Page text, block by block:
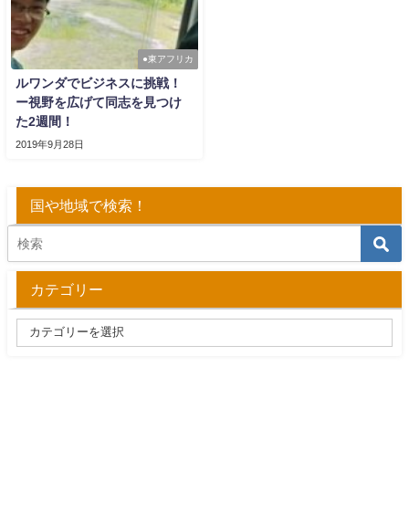
●東アフリカ
ルワンダでビジネスに挑戦！
ー視野を広げて同志を見つけ
た2週間！
2019年9月28日
国や地域で検索！
カテゴリー